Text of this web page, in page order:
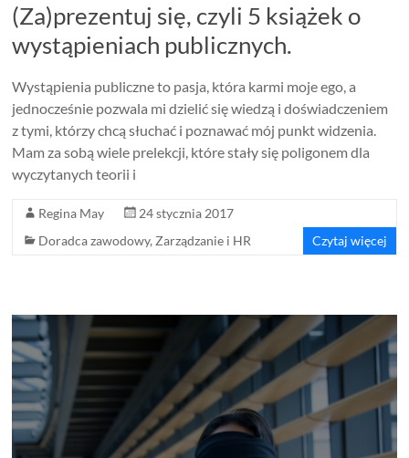
(Za)prezentuj się, czyli 5 książek o
wystąpieniach publicznych.
Wystąpienia publiczne to pasja, która karmi moje ego, a
jednocześnie pozwala mi dzielić się wiedzą i doświadczeniem
z tymi, którzy chcą słuchać i poznawać mój punkt widzenia.
Mam za sobą wiele prelekcji, które stały się poligonem dla
wyczytanych teorii i
Regina May
24 stycznia 2017
Doradca zawodowy, Zarządzanie i HR Czytaj więcej